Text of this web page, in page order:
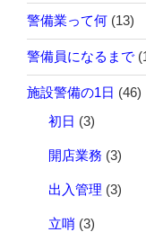
警備業って何 (13)
警備員になるまで
施設警備の1日 (46)
初日 (3)
開店業務 (3)
出入管理 (3)
立哨 (3)